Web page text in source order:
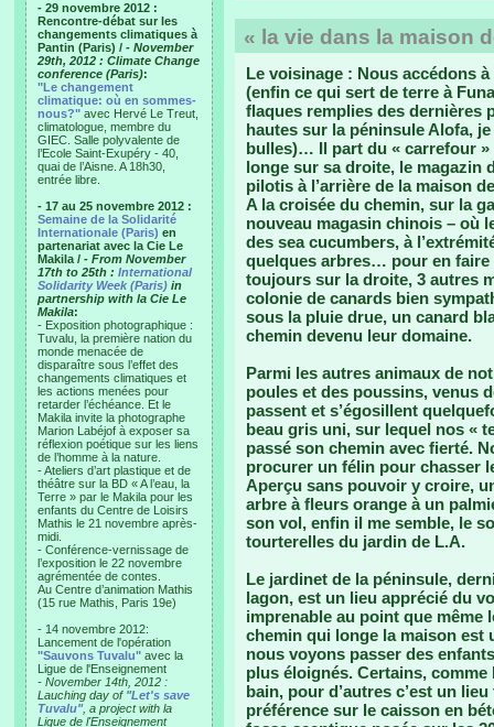
- 29 novembre 2012 :
Rencontre-débat sur les
changements climatiques à
Pantin (Paris) / - November
29th, 2012 : Climate Change
conference (Paris):
"Le changement
climatique: où en sommes-
nous?" avec Hervé Le Treut,
climatologue, membre du
GIEC. Salle polyvalente de
l’Ecole Saint-Exupéry - 40,
quai de l’Aisne. A 18h30,
entrée libre.
- 17 au 25 novembre 2012 :
Semaine de la Solidarité
Internationale (Paris) en
partenariat avec la Cie Le
Makila / - From November
17th to 25th : International
Solidarity Week (Paris) in
partnership with la Cie Le
Makila:
- Exposition photographique :
Tuvalu, la première nation du
monde menacée de
disparaître sous l’effet des
changements climatiques et
les actions menées pour
retarder l’échéance. Et le
Makila invite la photographe
Marion Labéjof à exposer sa
réflexion poétique sur les liens
de l’homme à la nature.
- Ateliers d’art plastique et de
théâtre sur la BD « A l’eau, la
Terre » par le Makila pour les
enfants du Centre de Loisirs
Mathis le 21 novembre après-
midi.
- Conférence-vernissage de
l’exposition le 22 novembre
agrémentée de contes.
Au Centre d’animation Mathis
(15 rue Mathis, Paris 19e)
- 14 novembre 2012:
Lancement de l'opération
"Sauvons Tuvalu" avec la
Ligue de l'Enseignement
- November 14th, 2012 :
Lauching day of "Let's save
Tuvalu", a project with la
Ligue de l'Enseignement
« la vie dans la maison
Le voisinage : Nous accédons
(enfin ce qui sert de terre à
flaques remplies des dernières
hautes sur la péninsule Alofa,
bulles)… Il part du « carrefour
longe sur sa droite, le magazin
pilotis à l’arrière de la maison
A la croisée du chemin, sur la
nouveau magasin chinois – où
des sea cucumbers, à
quelques arbres… pour en
toujours sur la droite, 3 autres
colonie de canards bien
sous la pluie drue, un canard
chemin devenu leur domaine.
Parmi les autres animaux de
poules et des poussins, venus
passent et s’égosillent
beau gris uni, sur lequel nos «
passé son chemin avec fierté.
procurer un félin pour chasser
Aperçu sans pouvoir y croire,
arbre à fleurs orange à un
son vol, enfin il me semble, le
tourterelles du jardin de L.A.
Le jardinet de la péninsule,
lagon, est un lieu apprécié du
imprenable au point que même
chemin qui longe la maison est
nous voyons passer des
plus éloignés. Certains,
bain, pour d’autres c’est un
préférence sur le caisson en